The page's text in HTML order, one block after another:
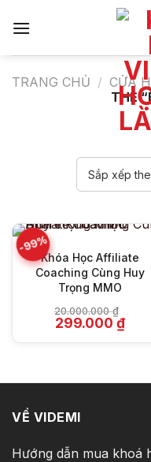
qua
TRANG CHỦ / CỬA
THẺ
-99%
Khóa Học Affiliate
Coaching Cùng Huy
Trọng MMO
20.000.000₫
Giá
gốc
299.000 ₫Giá
VỀ VIDEMI
Hướng dẫn mua khoá